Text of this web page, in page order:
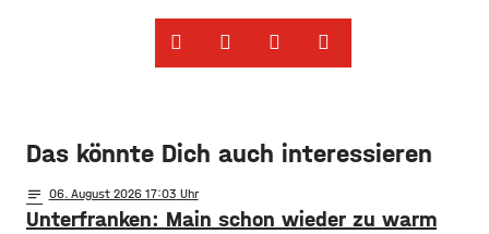
Das könnte Dich auch interessieren
notes 06. August 2026 17:03
Unterfranken: Main schon wieder zu warm